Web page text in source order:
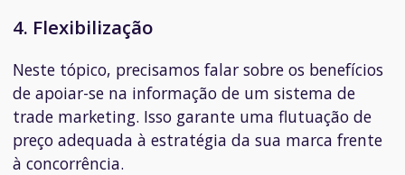
4. Flexibilização
Neste tópico, precisamos falar sobre os benefícios
de apoiar-se na informação de um sistema de
trade marketing. Isso garante uma flutuação de
preço adequada à estratégia da sua marca frente
à concorrência.